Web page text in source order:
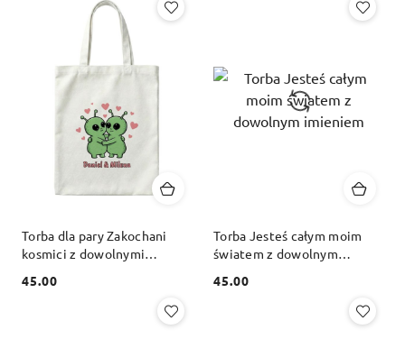
Torba dla pary Zakochani
kosmici z dowolnymi
Cena:
45.00
Torba Jesteś całym moim
światem z dowolnym
Cena:
45.00